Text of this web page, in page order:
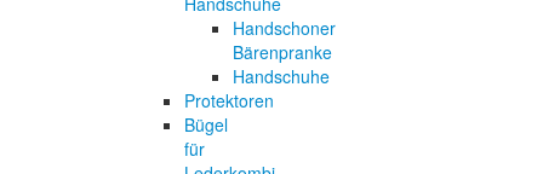
Handschoner
Bärenpranke
Handschuhe
Protektoren
Bügel
für